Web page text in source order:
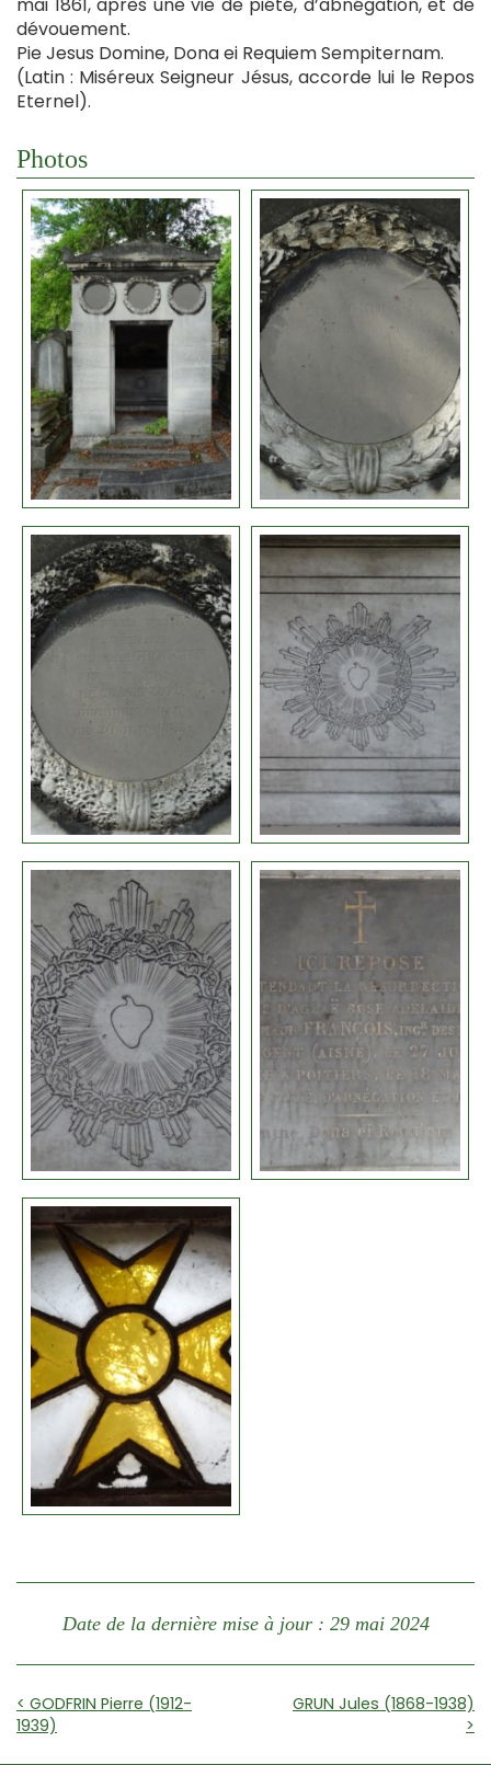
mai 1861, après une vie de piété, d’abnégation, et de
dévouement.
Pie Jesus Domine, Dona ei Requiem Sempiternam.
(Latin : Miséreux Seigneur Jésus, accorde lui le Repos
Eternel).
Photos
Date de la dernière mise à jour : 29 mai 2024
< GODFRIN Pierre (1912-
1939)
GRUN Jules (1868-1938)
>